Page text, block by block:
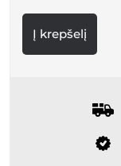
Į krepšelį